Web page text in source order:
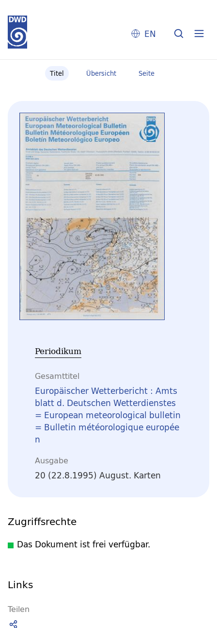
EN
Titel Übersicht Seite
Periodikum
Gesamttitel
Europäischer Wetterbericht : Amts
blatt d. Deutschen Wetterdienstes
= European meteorological bulletin
= Bulletin météorologique europée
n
Ausgabe
20 (22.8.1995) August. Karten
Zugriffsrechte
Das Dokument ist frei verfügbar.
Links
Teilen